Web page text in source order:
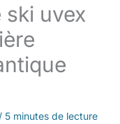
ski uvex
/ 5 minutes de lecture